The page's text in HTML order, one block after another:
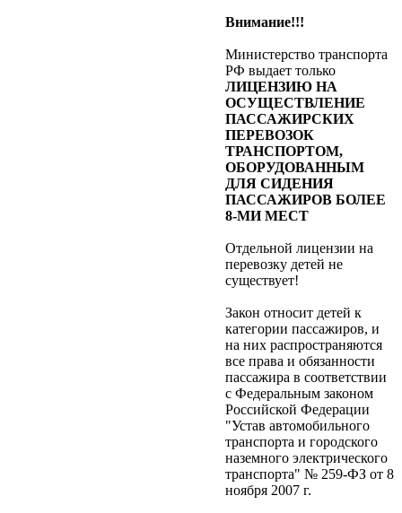
Внимание!!!
Министерство транспорта
РФ выдает только
ЛИЦЕНЗИЮ НА
ОСУЩЕСТВЛЕНИЕ
ПАССАЖИРСКИХ
ПЕРЕВОЗОК
ТРАНСПОРТОМ,
ОБОРУДОВАННЫМ
ДЛЯ СИДЕНИЯ
ПАССАЖИРОВ БОЛЕЕ
8-МИ МЕСТ
Отдельной лицензии на
перевозку детей не
существует!
Закон относит детей к
категории пассажиров, и
на них распространяются
все права и обязанности
пассажира в соответствии
с Федеральным законом
Российской Федерации
"Устав автомобильного
транспорта и городского
наземного электрического
транспорта" № 259-ФЗ от 8
ноября 2007 г.